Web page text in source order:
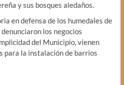
y sus bosques aledaños.
en defensa de los humedales de
los negocios
del Municipio, vienen
para la instalación de barrios